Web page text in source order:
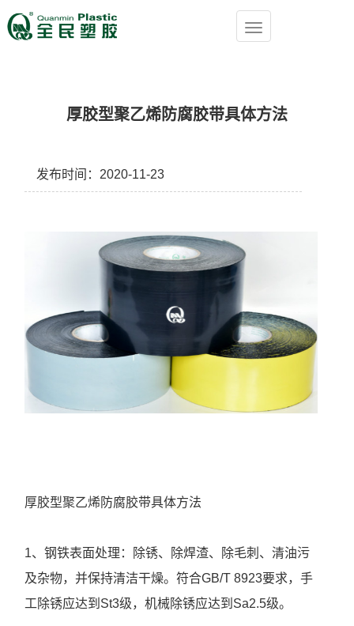
厚胶型聚乙烯防腐胶带具体方法
发布时间：2020-11-23
厚胶型聚乙烯防腐胶带具体方法
1、钢铁表面处理：除锈、除焊渣、除毛刺、清油污
及杂物，并保持清洁干燥。符合GB/T 8923要求，手
工除锈应达到St3级，机械除锈应达到Sa2.5级。